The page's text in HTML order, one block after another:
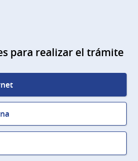
para realizar el trámite